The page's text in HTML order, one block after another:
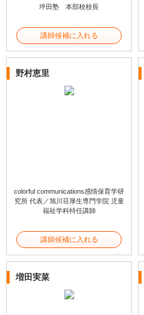
坪田塾 本部校校長
講師候補に入れる
野村恵里
colorful communications感情保育学研
究所 代表／旭川荘厚生専門学院 児童
福祉学科特任講師
講師候補に入れる
増田実菜